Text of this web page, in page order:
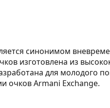
синонимом
изготовлена из
для молодого
очков Armani Exchange.